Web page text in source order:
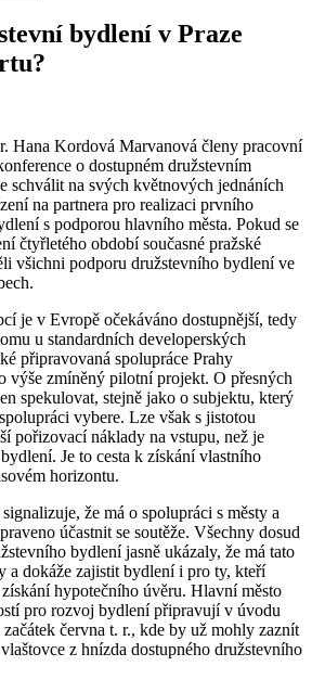
bydlení v Praze
Hana Kordová Marvanová členy pracovní
o dostupném družstevním
schválit na svých květnových jednáních
na partnera pro realizaci prvního
s podporou hlavního města. Pokud se
čtyřletého období současné pražské
všichni podporu družstevního bydlení ve
je v Evropě očekáváno dostupnější, tedy
u standardních developerských
připravovaná spolupráce Prahy
výše zmíněný pilotní projekt. O přesných
spekulovat, stejně jako o subjektu, který
vybere. Lze však s jistotou
pořizovací náklady na vstupu, než je
Je to cesta k získání vlastního
horizontu.
že má o spolupráci s městy a
účastnit se soutěže. Všechny dosud
bydlení jasně ukázaly, že má tato
a dokáže zajistit bydlení i pro ty, kteří
hypotečního úvěru. Hlavní město
pro rozvoj bydlení připravují v úvodu
června t. r., kde by už mohly zaznít
z hnízda dostupného družstevního